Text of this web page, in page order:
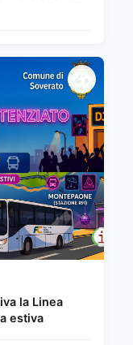
la Linea
estiva